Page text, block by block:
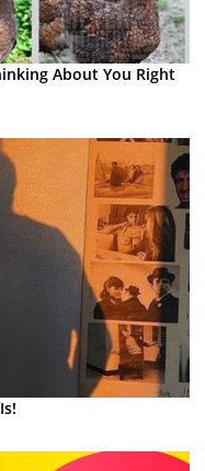
About You Right